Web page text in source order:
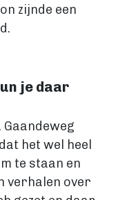
zijnde een
je daar
het wel heel
te staan en
verhalen over